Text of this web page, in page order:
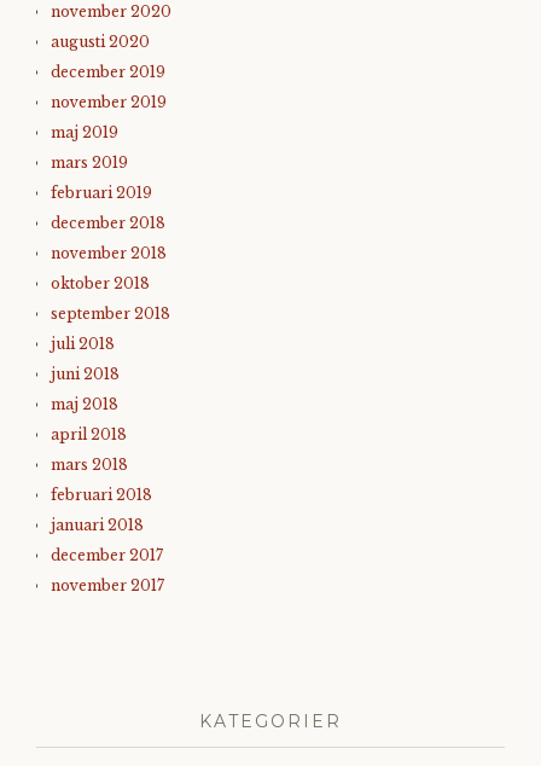
november 2020
augusti 2020
december 2019
november 2019
maj 2019
mars 2019
februari 2019
december 2018
november 2018
oktober 2018
september 2018
juli 2018
juni 2018
maj 2018
april 2018
mars 2018
februari 2018
januari 2018
december 2017
november 2017
KATEGORIER